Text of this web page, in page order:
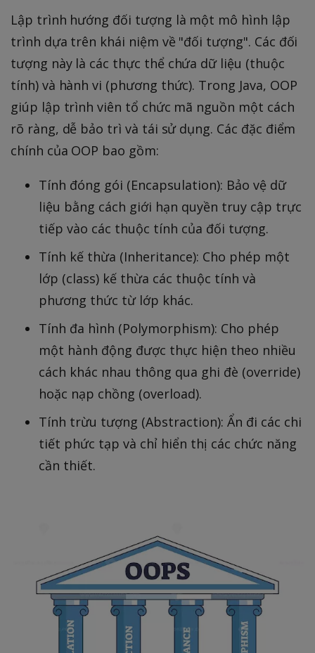
Lập trình hướng đối tượng là một mô hình lập
trình dựa trên khái niệm về "đối tượng". Các đối
tượng này là các thực thể chứa dữ liệu (thuộc
tính) và hành vi (phương thức). Trong Java, OOP
giúp lập trình viên tổ chức mã nguồn một cách
rõ ràng, dễ bảo trì và tái sử dụng. Các đặc điểm
chính của OOP bao gồm:
Tính đóng gói (Encapsulation): Bảo vệ dữ
liệu bằng cách giới hạn quyền truy cập trực
tiếp vào các thuộc tính của đối tượng.
Tính kế thừa (Inheritance): Cho phép một
lớp (class) kế thừa các thuộc tính và
phương thức từ lớp khác.
Tính đa hình (Polymorphism): Cho phép
một hành động được thực hiện theo nhiều
cách khác nhau thông qua ghi đè (override)
hoặc nạp chồng (overload).
Tính trừu tượng (Abstraction): Ẩn đi các chi
tiết phức tạp và chỉ hiển thị các chức năng
cần thiết.